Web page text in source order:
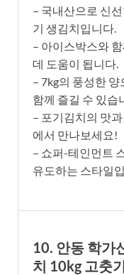
– 국내산으로 신
기 생김치입니다.
– 아이스박스와
데 도움이 됩니다.
– 7kg의 풍성한
함께 즐길 수 있습
– 포기김치의 맛
에서 만나보세요!
– 쇼퍼-테인먼트
유도하는 스타일
10. 안동 학가
치 10kg 고춧